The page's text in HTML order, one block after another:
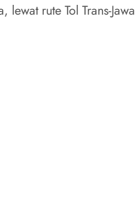
rute Tol Trans-